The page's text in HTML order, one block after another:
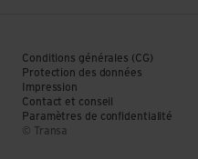
© Transa
Conditions générales (CG)
Protection des données
Impression
Contact et conseil
Paramètres de confidentialité